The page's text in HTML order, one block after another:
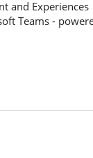
and Experiences
Teams -